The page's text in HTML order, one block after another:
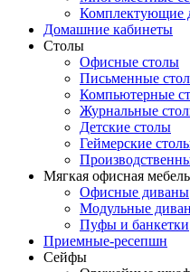
Комплектующие
Домашние кабинеты
Столы
Офисные столы
Письменные
Компьютерные
Журнальные
Детские столы
Геймерские
Мягкая офисная мебель
Офисные диваны
Модульные
Пуфы и банкетки
Приемные-ресепшн
Сейфы